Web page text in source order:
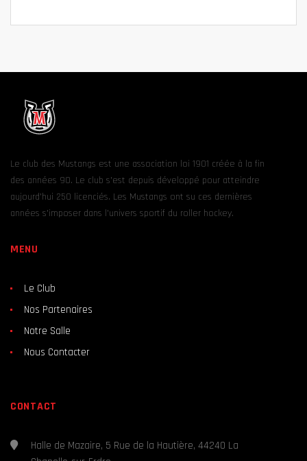
Le club des Mustangs est une association loi 1901 créée à la fin
des années 90. Le club s’est depuis développé pour atteindre
aujourd’hui 250 licenciés. Les Mustangs ont su ces dernières
années s’imposer dans l’univers sportif du roller hockey.
MENU
Le Club
Nos Partenaires
Notre Salle
Nous Contacter
CONTACT
Halle de Mazaire, 5 Rue de la Hautière, 44240 La